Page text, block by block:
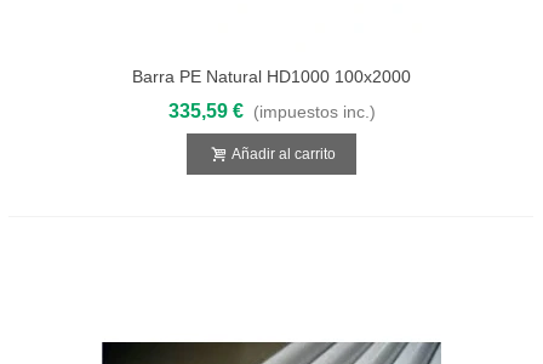
Barra PE Natural HD1000 100x2000
335,59 € (impuestos inc.)
Añadir al carrito